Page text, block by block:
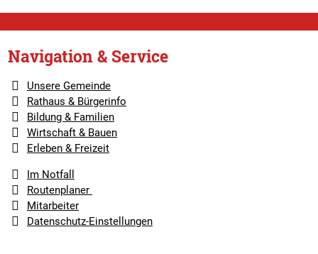
Navigation & Service
Unsere Gemeinde
Rathaus & Bürgerinfo
Bildung & Familien
Wirtschaft & Bauen
Erleben & Freizeit
Im Notfall
Routenplaner
Mitarbeiter
Datenschutz-Einstellungen